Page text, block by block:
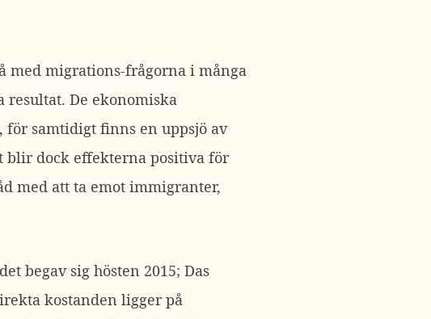
med migrations-frågorna i många
resultat. De ekonomiska
samtidigt finns en uppsjö av
blir dock effekterna positiva för
med att ta emot immigranter,
begav sig hösten 2015; Das
kostanden ligger på